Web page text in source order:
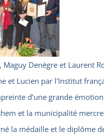
Maguy Denègre et Laurent
et Lucien par l'Institut
d’une grande
et la municipalité
la médaille et le diplôme